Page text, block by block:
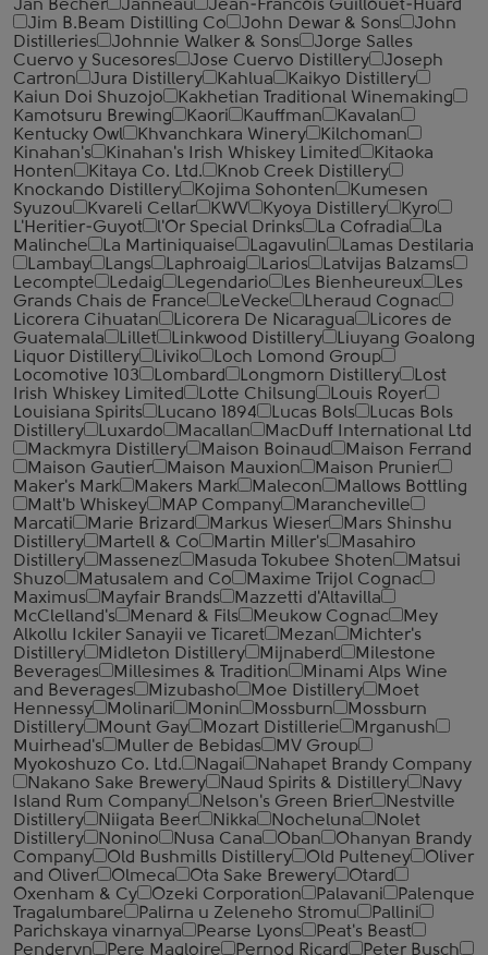
Jan Becher
Janneau
Jean-Francois Guillouet-Huard
Jim B.Beam Distilling Co
John Dewar & Sons
John
Distilleries
Johnnie Walker & Sons
Jorge Salles
Cuervo y Sucesores
Jose Cuervo Distillery
Joseph
Cartron
Jura Distillery Kahlua
Kaikyo Distillery
Kaiun Doi Shuzojo
Kakhetian Traditional Winemaking
Kamotsuru Brewing
Kaori Kauffman
Kavalan
Kentucky Owl
Khvanchkara Winery
Kilchoman
Kinahan's
Kinahan's Irish Whiskey Limited
Kitaoka
Honten
Kitaya Co. Ltd.
Knob Creek Distillery
Knockando Distillery
Kojima Sohonten
Kumesen
Syuzou
Kvareli Cellar KWV Kyoya Distillery
Kyro
L'Heritier-Guyot
l'Or Special Drinks La Cofradia
La
Malinche
La Martiniquaise Lagavulin
Lamas Destilaria
Lambay
Langs Laphroaig Larios
Latvijas Balzams
Lecompte
Ledaig Legendario Les Bienheureux
Les
Grands Chais de France
LeVecke
Lheraud Cognac
Licorera Cihuatan
Licorera De Nicaragua
Licores de
Guatemala
Lillet Linkwood Distillery
Liuyang Goalong
Liquor Distillery
Liviko
Loch Lomond Group
Locomotive 103
Lombard Longmorn Distillery
Lost
Irish Whiskey Limited
Lotte Chilsung
Louis Royer
Louisiana Spirits
Lucano 1894 Lucas Bols
Lucas Bols
Distillery
Luxardo Macallan
MacDuff International Ltd
Mackmyra Distillery
Maison Boinaud
Maison Ferrand
Maison Gautier
Maison Mauxion
Maison Prunier
Maker's Mark
Makers Mark Malecon
Mallows Bottling
Malt'b Whiskey
MAP Company
Marancheville
Marcati
Marie Brizard Markus Wieser
Mars Shinshu
Distillery
Martell & Co Martin Miller's
Masahiro
Distillery
Massenez Masuda Tokubee Shoten
Matsui
Shuzo
Matusalem and Co
Maxime Trijol Cognac
Maximus
Mayfair Brands
Mazzetti d'Altavilla
McClelland's
Menard & Fils Meukow Cognac
Mey
Alkollu Ickiler Sanayii ve Ticaret
Mezan
Michter's
Distillery
Midleton Distillery Mijnaberd
Milestone
Beverages
Millesimes & Tradition
Minami Alps Wine
and Beverages
Mizubasho Moe Distillery
Moet
Hennessy
Molinari Monin Mossburn
Mossburn
Distillery
Mount Gay Mozart Distillerie
Mrganush
Muirhead's
Muller de Bebidas
MV Group
Myokoshuzo Co. Ltd.
Nagai
Nahapet Brandy Company
Nakano Sake Brewery
Naud Spirits & Distillery
Navy
Island Rum Company
Nelson's Green Brier
Nestville
Distillery
Niigata Beer Nikka Nocheluna
Nolet
Distillery
Nonino Nusa Cana Oban
Ohanyan Brandy
Company
Old Bushmills Distillery Old Pulteney
Oliver
and Oliver
Olmeca Ota Sake Brewery
Otard
Oxenham & Cy
Ozeki Corporation Palavani
Palenque
Tragalumbare
Palirna u Zeleneho Stromu
Pallini
Parichskaya vinarnya
Pearse Lyons
Peat's Beast
Penderyn
Pere Magloire Pernod Ricard
Peter Busch